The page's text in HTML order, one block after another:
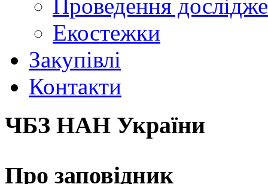
Проведення
Екостежки
Закупівлі
Контакти
ЧБЗ НАН України
Про заповідник